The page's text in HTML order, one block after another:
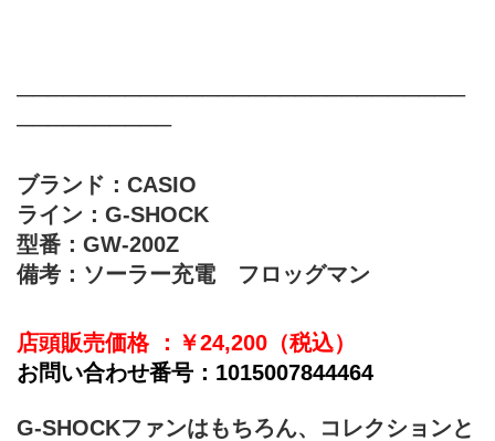
─────────────────────────────
──────────
ブランド：CASIO
ライン：G-SHOCK
型番：GW-200Z
備考：ソーラー充電　フロッグマン
店頭販売価格 ：￥﻿24,200 （税込）
お問い合わせ番号：1015007844464
G-SHOCKファンはもちろん、コレクションと